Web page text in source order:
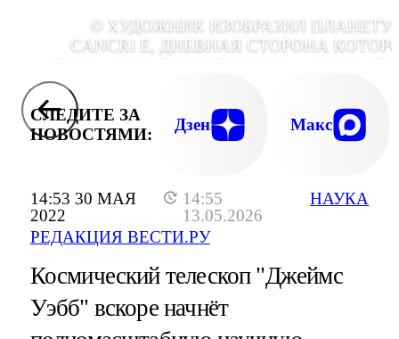
14:53 30 МАЯ
2022
14:55
13.05.2026
РЕДАКЦИЯ ВЕСТИ.РУ
НАУКА
© ХУДОЖНИК ИЗОБРАЗИЛ ПЛАНЕТУ
CANCRI E, ДНЕВНАЯ СТОРОНА
"СОЛНЦУ"., ИЛЛЮСТРАЦИЯ NASA, ESA,
DANI PLAYER
СЛЕДИТЕ ЗА
НОВОСТЯМИ:
Дзен Макс
Космический телескоп "Джеймс
Уэбб" вскоре начнёт